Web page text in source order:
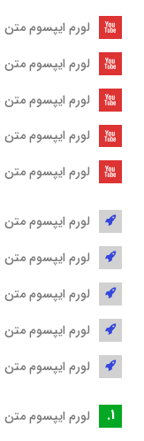
لورم ایپسوم
لورم ایپسوم
لورم ایپسوم
لورم ایپسوم
لورم ایپسوم
لورم ایپسوم
لورم ایپسوم
لورم ایپسوم
لورم ایپسوم
لورم ایپسوم
لورم ایپسوم